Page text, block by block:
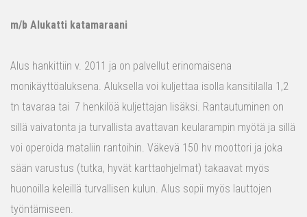
m/b Alukatti katamaraani
Alus hankittiin v. 2011 ja on palvellut erinomaisena
monikäyttöaluksena. Aluksella voi kuljettaa isolla kansitilalla 1,2
tn tavaraa tai 7 henkilöä kuljettajan lisäksi. Rantautuminen on
sillä vaivatonta ja turvallista avattavan keularampin myötä ja sillä
voi operoida mataliin rantoihin. Väkevä 150 hv moottori ja joka
sään varustus (tutka, hyvät karttaohjelmat) takaavat myös
huonoilla keleillä turvallisen kulun. Alus sopii myös lauttojen
työntämiseen.